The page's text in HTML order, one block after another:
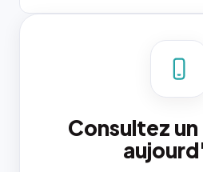
Consultez